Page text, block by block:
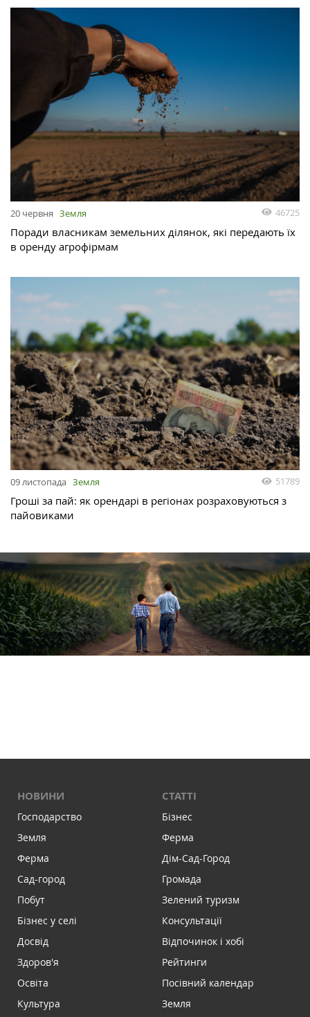
20 червня Земля 46725
Поради власникам земельних ділянок, які передають їх
в оренду агрофірмам
09 листопада Земля 51789
Гроші за пай: як орендарі в регіонах розраховуються з
пайовиками
НОВИНИ
Господарство
Земля
Ферма
Сад-город
Побут
Бізнес у селі
Досвід
Здоров'я
Освіта
Культура
СТАТТІ
Бізнес
Ферма
Дім-Сад-Город
Громада
Зелений туризм
Консультації
Відпочинок і хобі
Рейтинги
Посівний календар
Земля